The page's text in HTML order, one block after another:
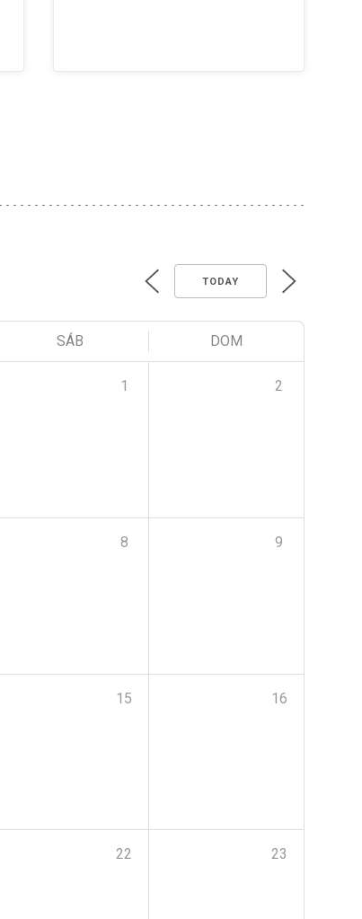
TODAY
SÁB DOM
1 2
8 9
15 16
22 23